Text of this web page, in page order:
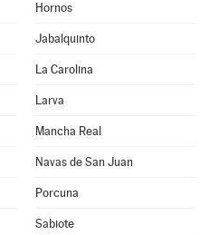
Hornos
Jabalquinto
La Carolina
Larva
Mancha Real
Navas de San Juan
Porcuna
Sabiote